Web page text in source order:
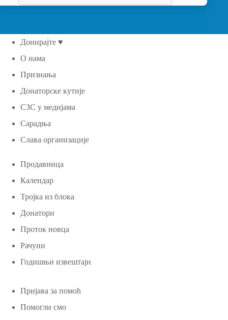
Донирајте ♥
О нама
Признања
Донаторске кутије
СЗС у медијама
Сарадња
Слава организације
Продавница
Календар
Тројка из блока
Донатори
Проток новца
Рачуни
Годишњи извештаји
Пријава за помоћ
Помогли смо